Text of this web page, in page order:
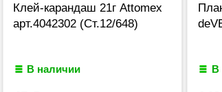
Клей-карандаш 21г Attomex
арт.4042302 (Ст.12/648)
В наличии В